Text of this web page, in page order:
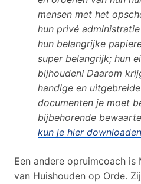
mensen met het
hun privé
hun belangrijke
super belangrijk; hun
bijhouden! Daarom
handige en
documenten je moet
bijbehorende
kun je hier downloaden
Een andere opruimcoach is
van Huishouden op Orde.